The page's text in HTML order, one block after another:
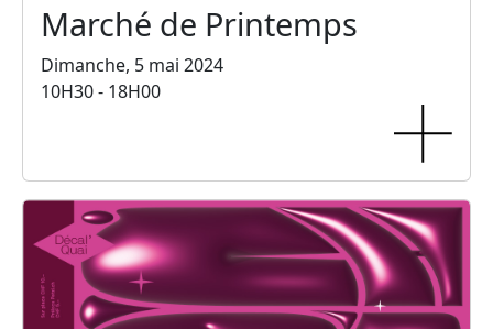
Marché de Printemps
Dimanche, 5 mai 2024
10H30 - 18H00